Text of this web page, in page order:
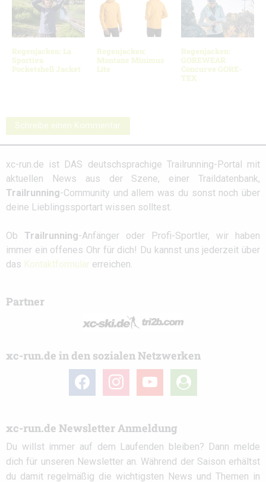
Regenjacken: La
Sportiva
Pocketshell Jacket
Regenjacken:
Montane Minimus
Lite
Regenjacken:
GOREWEAR
Concurve GORE-
TEX
Schreibe einen Kommentar
xc-run.de ist DAS deutschsprachige Trailrunning-Portal mit
aktuellen News aus der Szene, einer Traildatenbank,
Trailrunning-Community und allem was du sonst noch über
deine Lieblingssportart wissen solltest.
Ob Trailrunning-Anfänger oder Profi-Sportler, wir haben
immer ein offenes Ohr für dich! Du kannst uns jederzeit über
das Kontaktformular erreichen.
Partner
xc-run.de in den sozialen Netzwerken
facebook instagramyoutube
user-
circle
xc-run.de Newsletter Anmeldung
Du willst immer auf dem Laufenden bleiben? Dann melde
dich für unseren Newsletter an. Während der Saison erhältst
du damit regelmäßig die wichtigsten News und Themen in